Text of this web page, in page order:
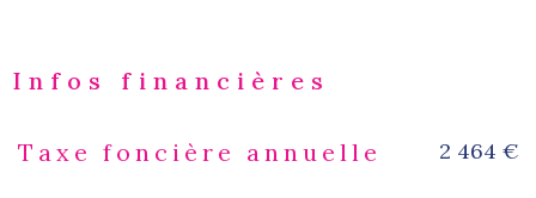
Infos financières
Caractéristiques Valeurs
Taxe foncière annuelle 2 464 €